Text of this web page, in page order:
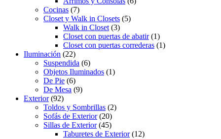
Cocinas (7)
Closet y Walk in Closets (5)
Walk in Closet (3)
Closet con puertas de abatir(1)
Closet con puertas correderas (1)
Iluminación (22)
Suspendida (6)
Objetos Iluminados (1)
De Pie (6)
De Mesa (9)
Exterior(92)
Toldos y Sombrillas (2)
Sofás de Exterior(20)
Sillas de Exterior(45)
Taburetes de Exterior(12)